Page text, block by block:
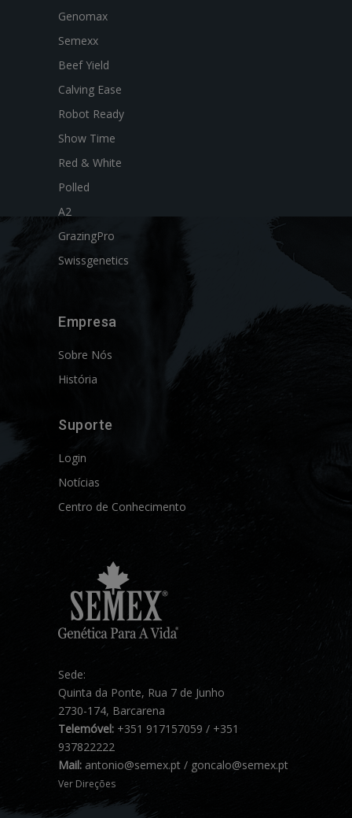
Genomax
Semexx
Beef Yield
Calving Ease
Robot Ready
Show Time
Red & White
Polled
A2
GrazingPro
Swissgenetics
Empresa
Sobre Nós
História
Suporte
Login
Notícias
Centro de Conhecimento
Sede:
Quinta da Ponte, Rua 7 de Junho
2730-174, Barcarena
Telemóvel: +351 917157059 / +351
937822222
Mail: antonio@semex.pt / goncalo@semex.pt
Ver Direções